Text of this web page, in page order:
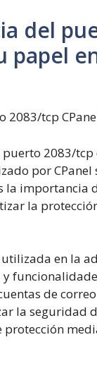
del
papel
tcp
2083/
por CPanel
importancia
la
en la
de
la seguridad